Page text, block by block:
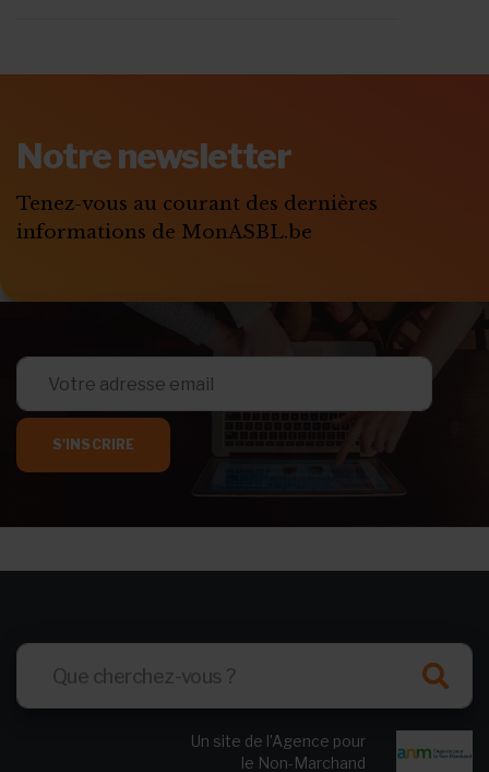
S'ABONNER
Notre newsletter
Tenez-vous au courant des dernières
informations de MonASBL.be
S'INSCRIRE
Un site de l’Agence pour
le Non-Marchand